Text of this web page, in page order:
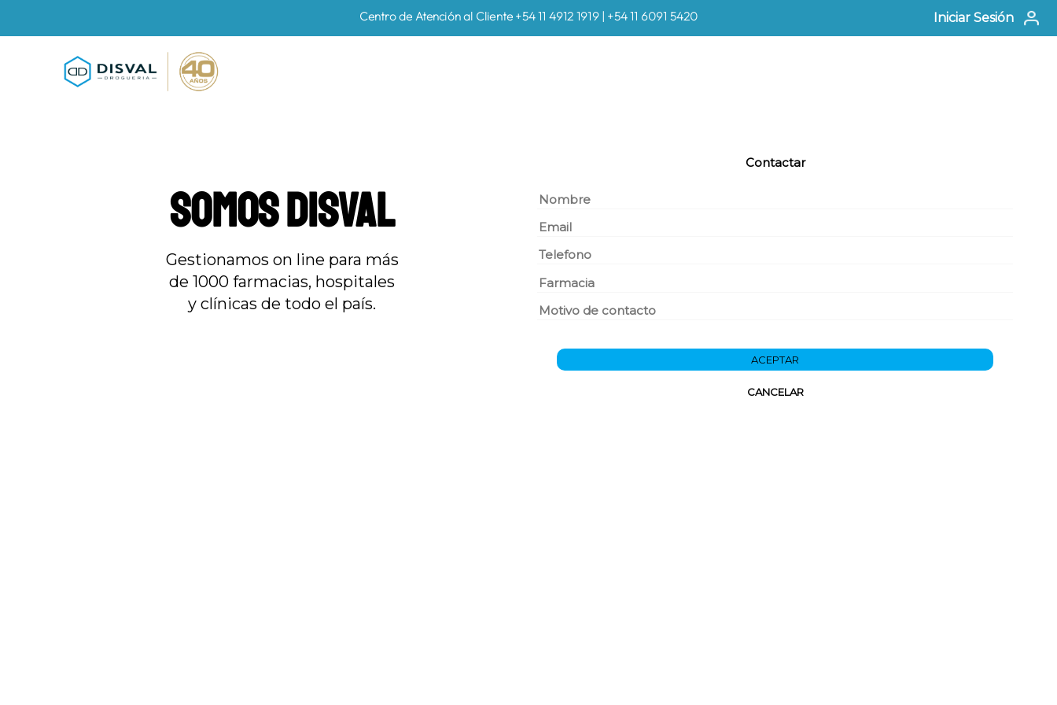
Iniciar Sesión
Centro de Atención al Cliente +54 11 4912 1919 | +54 11 6091 5420
SOMOS DISVAL
Gestionamos on line para más
de 1000 farmacias, hospitales
y clínicas de todo el país.
Contactar
ACEPTAR
CANCELAR